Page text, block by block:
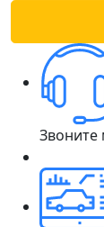
Звоните